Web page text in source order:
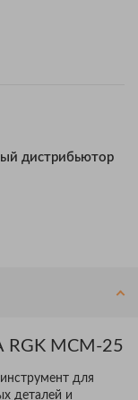
дистрибьютор
MCM-25
для
деталей и